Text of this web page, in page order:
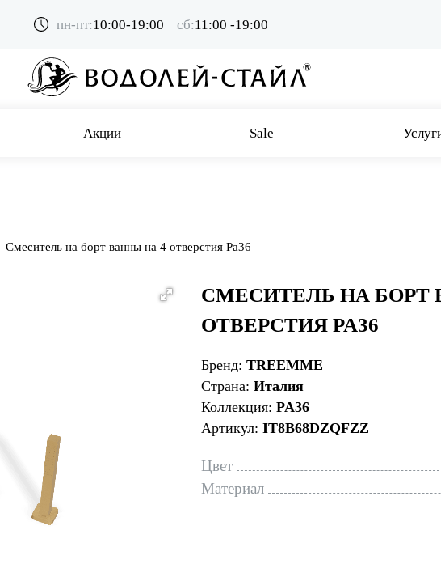
пн-пт:10:00-19:00 сб:11:00 -19:00
Акции Sale
Смеситель на борт ванны на 4 отверстия Pa36
СМЕСИТЕЛЬ НА БОРТ
ОТВЕРСТИЯ PA36
Бренд: TREEMME
Страна: Италия
Коллекция: PA36
Артикул: IT8B68DZQFZZ
Цвет
Материал